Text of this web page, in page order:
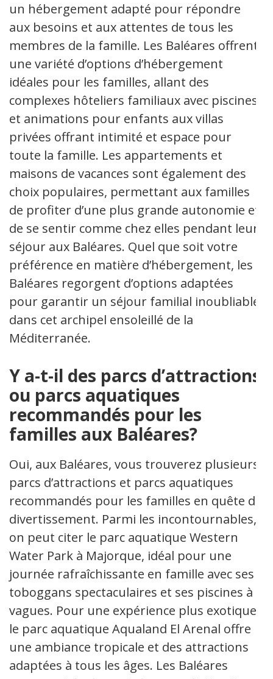
un hébergement adapté pour répondre
aux besoins et aux attentes de tous les
membres de la famille. Les Baléares offrent
une variété d’options d’hébergement
idéales pour les familles, allant des
complexes hôteliers familiaux avec piscines
et animations pour enfants aux villas
privées offrant intimité et espace pour
toute la famille. Les appartements et
maisons de vacances sont également des
choix populaires, permettant aux familles
de profiter d’une plus grande autonomie et
de se sentir comme chez elles pendant leur
séjour aux Baléares. Quel que soit votre
préférence en matière d’hébergement, les
Baléares regorgent d’options adaptées
pour garantir un séjour familial inoubliable
dans cet archipel ensoleillé de la
Méditerranée.
Y a-t-il des parcs d’attractions
ou parcs aquatiques
recommandés pour les
familles aux Baléares?
Oui, aux Baléares, vous trouverez plusieurs
parcs d’attractions et parcs aquatiques
recommandés pour les familles en quête de
divertissement. Parmi les incontournables,
on peut citer le parc aquatique Western
Water Park à Majorque, idéal pour une
journée rafraîchissante en famille avec ses
toboggans spectaculaires et ses piscines à
vagues. Pour une expérience plus exotique,
le parc aquatique Aqualand El Arenal offre
une ambiance tropicale et des attractions
adaptées à tous les âges. Les Baléares